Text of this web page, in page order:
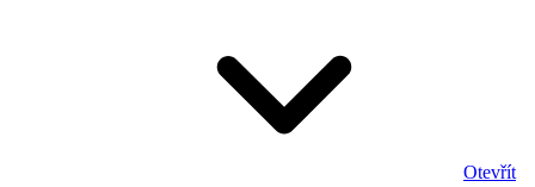
Otevřít